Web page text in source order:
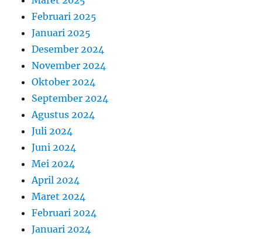
Februari 2025
Januari 2025
Desember 2024
November 2024
Oktober 2024
September 2024
Agustus 2024
Juli 2024
Juni 2024
Mei 2024
April 2024
Maret 2024
Februari 2024
Januari 2024